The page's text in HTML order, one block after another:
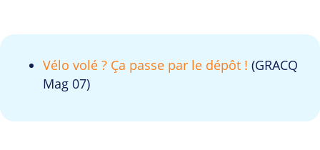
Vélo volé ? Ça passe par le dépôt ! (GRACQ
Mag 07)